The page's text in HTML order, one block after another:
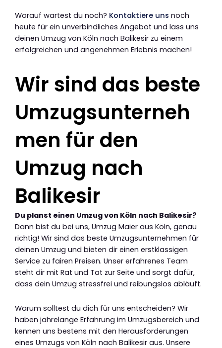
Worauf wartest du noch? Kontaktiere uns noch
heute für ein unverbindliches Angebot und lass uns
deinen Umzug von Köln nach Balikesir zu einem
erfolgreichen und angenehmen Erlebnis machen!
Wir sind das beste
Umzugsunterneh
men für den
Umzug nach
Balikesir
Du planst einen Umzug von Köln nach Balikesir?
Dann bist du bei uns, Umzug Maier aus Köln, genau
richtig! Wir sind das beste Umzugsunternehmen für
deinen Umzug und bieten dir einen erstklassigen
Service zu fairen Preisen. Unser erfahrenes Team
steht dir mit Rat und Tat zur Seite und sorgt dafür,
dass dein Umzug stressfrei und reibungslos abläuft.
Warum solltest du dich für uns entscheiden? Wir
haben jahrelange Erfahrung im Umzugsbereich und
kennen uns bestens mit den Herausforderungen
eines Umzugs von Köln nach Balikesir aus. Unsere